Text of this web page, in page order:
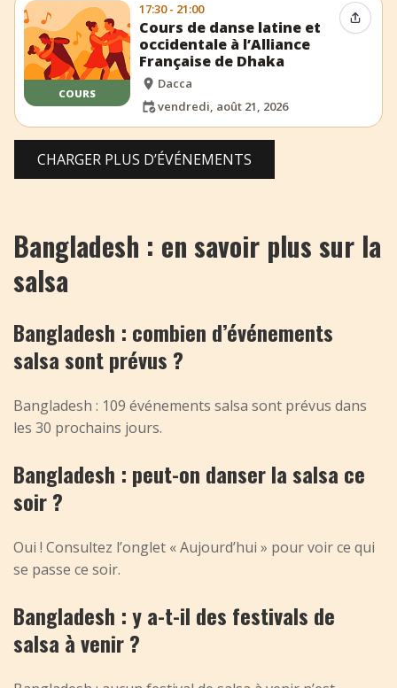
COURS
17:30 - 21:00
Cours de danse latine et
occidentale à l’Alliance
Française de Dhaka
Dacca
vendredi, août 21, 2026
CHARGER PLUS D’ÉVÉNEMENTS
Bangladesh : en savoir plus sur la
salsa
Bangladesh : combien d’événements
salsa sont prévus ?
Bangladesh : 109 événements salsa sont prévus dans
les 30 prochains jours.
Bangladesh : peut-on danser la salsa ce
soir ?
Oui ! Consultez l’onglet « Aujourd’hui » pour voir ce qui
se passe ce soir.
Bangladesh : y a-t-il des festivals de
salsa à venir ?